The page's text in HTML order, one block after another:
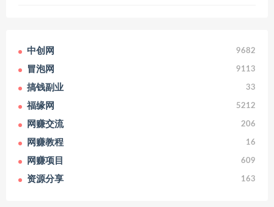
中创网 9682
冒泡网 9113
搞钱副业 33
福缘网 5212
网赚交流 206
网赚教程 16
网赚项目 609
资源分享 163